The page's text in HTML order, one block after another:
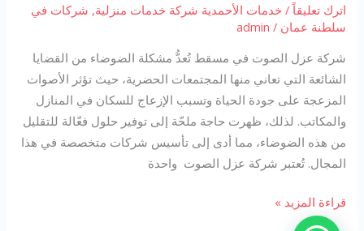
اترك تعليقاً / خدمات الأحمدية شركة خدمات منزلية, شركات في
سلطنة عمان /
admin
شركة عزل الصوت في مسقط تُعدُّ مشكلة الضوضاء من القضايا
الشائعة التي تعاني منها المجتمعات الحضرية، حيث تؤثر الأصوات
المزعجة على جودة الحياة وتسبب الإزعاج للسكان في المنازل
والمكاتب. لذلك، ظهرت حاجة ملحّة إلى توفير حلول فعّالة للتقليل
من هذه الضوضاء، مما أدى إلى تأسيس شركات متخصصة في هذا
المجال. تُعتبر شركة عزل الصوت واحدة
شركة
عزل
قراءة المزيد »